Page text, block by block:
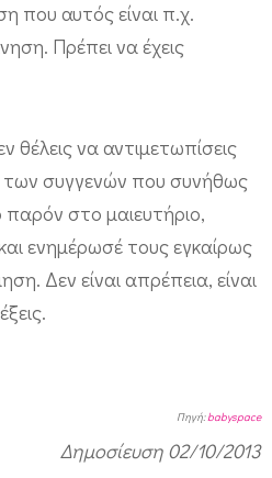
που αυτός είναι π.χ.
Πρέπει να έχεις
θέλεις να αντιμετωπίσεις
των συγγενών που συνήθως
στο μαιευτήριο,
ενημέρωσέ τους εγκαίρως
Δεν είναι απρέπεια, είναι
Πηγή:babyspace
Δημοσίευση 02/10/2013